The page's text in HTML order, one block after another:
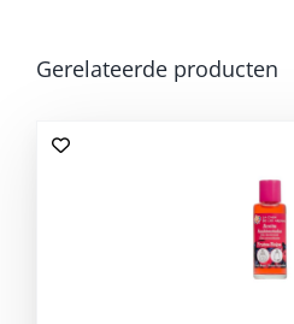
Gerelateerde producten